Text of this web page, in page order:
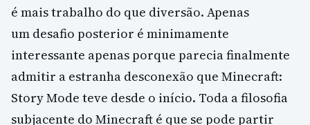
é mais trabalho do que diversão. Apenas
um desafio posterior é minimamente
interessante apenas porque parecia finalmente
admitir a estranha desconexão que Minecraft:
Story Mode teve desde o início. Toda a filosofia
subjacente do Minecraft é que se pode partir